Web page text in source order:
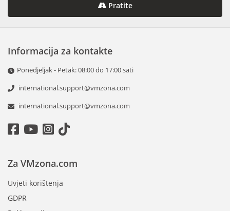
Pratite
Informacija za kontakte
Ponedjeljak - Petak: 08:00 do 17:00 sati
international.support@vmzona.com
international.support@vmzona.com
Za VMzona.com
Uvjeti korištenja
GDPR